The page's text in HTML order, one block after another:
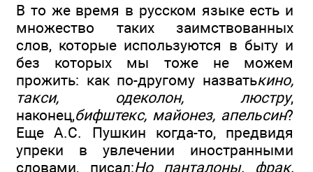
В то же время в русском языке есть и
множество таких заимствованных
слов, которые используются в быту и
без которых мы тоже не можем
прожить: как по-другому назватькино,
такси, одеколон, люстру,
наконец,бифштекс, майонез, апельсин?
Еще А.С. Пушкин когда-то, предвидя
упреки в увлечении иностранными
словами, писал:Но панталоны, фрак,